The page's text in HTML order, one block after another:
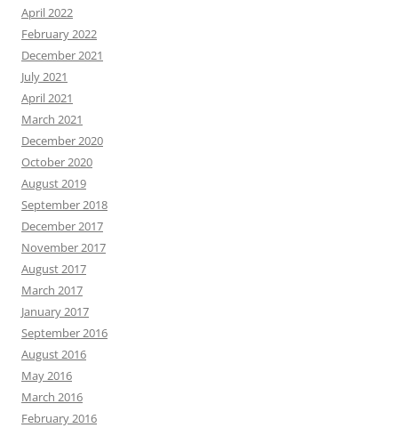
April 2022
February 2022
December 2021
July 2021
April 2021
March 2021
December 2020
October 2020
August 2019
September 2018
December 2017
November 2017
August 2017
March 2017
January 2017
September 2016
August 2016
May 2016
March 2016
February 2016